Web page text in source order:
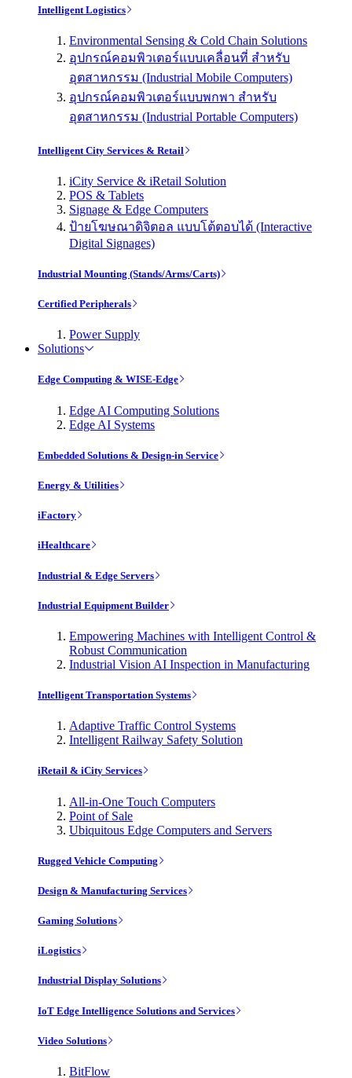
Intelligent Logistics
Environmental Sensing & Cold Chain Solutions
อุปกรณ์คอมพิวเตอร์แบบเคลื่อนที่ สำหรับ
อุตสาหกรรม (Industrial Mobile Computers)
อุปกรณ์คอมพิวเตอร์แบบพกพา สำหรับ
อุตสาหกรรม (Industrial Portable Computers)
Intelligent City Services & Retail
iCity Service & iRetail Solution
POS & Tablets
Signage & Edge Computers
ป้ายโฆษณาดิจิตอล แบบโต้ตอบได้ (Interactive
Digital Signages)
Industrial Mounting (Stands/Arms/Carts)
Certified Peripherals
Power Supply
Solutions
Edge Computing & WISE-Edge
Edge AI Computing Solutions
Edge AI Systems
Embedded Solutions & Design-in Service
Energy & Utilities
iFactory
iHealthcare
Industrial & Edge Servers
Industrial Equipment Builder
Empowering Machines with Intelligent Control &
Robust Communication
Industrial Vision AI Inspection in Manufacturing
Intelligent Transportation Systems
Adaptive Traffic Control Systems
Intelligent Railway Safety Solution
iRetail & iCity Services
All-in-One Touch Computers
Point of Sale
Ubiquitous Edge Computers and Servers
Rugged Vehicle Computing
Design & Manufacturing Services
Gaming Solutions
iLogistics
Industrial Display Solutions
IoT Edge Intelligence Solutions and Services
Video Solutions
BitFlow